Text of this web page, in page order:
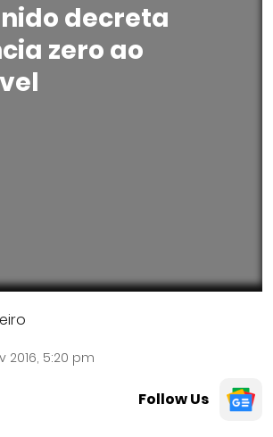
decreta
zero ao
2016, 5:20 pm
Follow Us